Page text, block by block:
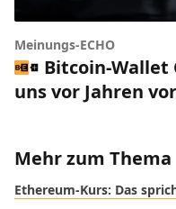
Meinungs-ECHO
Bitcoin-Wallet
uns vor Jahren
Mehr zum Thema
Ethereum-Kurs: Das